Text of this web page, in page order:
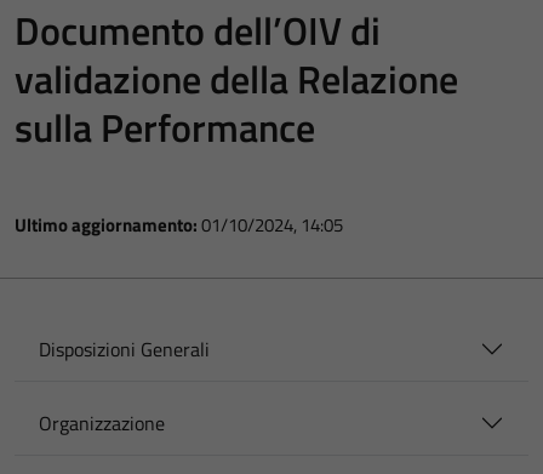
Documento dell’OIV di
validazione della Relazione
sulla Performance
Ultimo aggiornamento:01/10/2024, 14:05
Disposizioni Generali
Organizzazione